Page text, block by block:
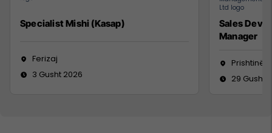
Specialist Mishi (Kasap)
Ferizaj
3 Gusht 2026
Sales
Manager
Prishtinë
29 Gusht